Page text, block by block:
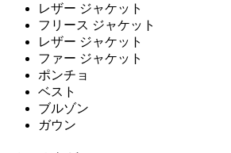
レザー ジャケット
フリース ジャケット
レザー ジャケット
ファー ジャケット
ポンチョ
ベスト
ブルゾン
ガウン